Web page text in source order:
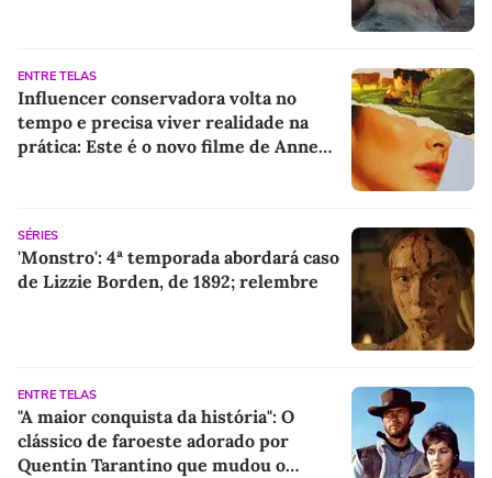
ENTRE TELAS
Influencer conservadora volta no
tempo e precisa viver realidade na
prática: Este é o novo filme de Anne
SÉRIES
'Monstro': 4ª temporada abordará caso
de Lizzie Borden, de 1892; relembre
ENTRE TELAS
"A maior conquista da história": O
clássico de faroeste adorado por
Quentin Tarantino que mudou o